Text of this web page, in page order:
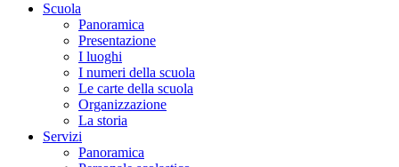
Scuola
Panoramica
Presentazione
I luoghi
I numeri della scuola
Le carte della scuola
Organizzazione
La storia
Servizi
Panoramica